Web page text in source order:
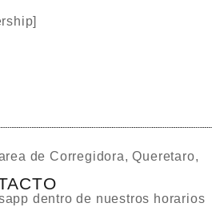
de Corregidora, Queretaro,
dentro de nuestros horarios